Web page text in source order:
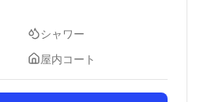
シャワー
屋内コート